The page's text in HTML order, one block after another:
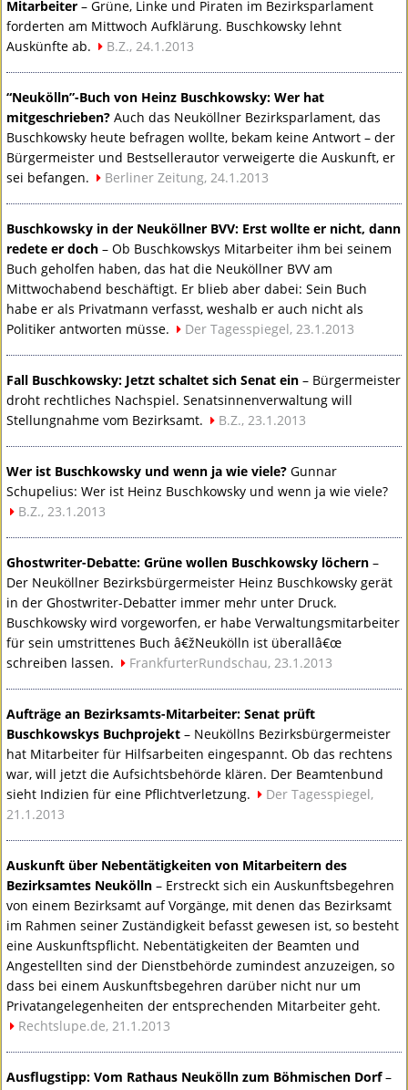
Mitarbeiter – Grüne, Linke und Piraten im Bezirksparlament
forderten am Mittwoch Aufklärung. Buschkowsky lehnt
Auskünfte ab.
B.Z., 24.1.2013
“Neukölln”-Buch von Heinz Buschkowsky: Wer hat
mitgeschrieben? Auch das Neuköllner Bezirksparlament, das
Buschkowsky heute befragen wollte, bekam keine Antwort – der
Bürgermeister und Bestsellerautor verweigerte die Auskunft, er
sei befangen.
Berliner Zeitung, 24.1.2013
Buschkowsky in der Neuköllner BVV: Erst wollte er nicht, dann
redete er doch – Ob Buschkowskys Mitarbeiter ihm bei seinem
Buch geholfen haben, das hat die Neuköllner BVVam
Mittwochabend beschäftigt. Er blieb aber dabei: Sein Buch
habe er als Privatmann verfasst, weshalb er auch nicht als
Politiker antworten müsse.
Der Tagesspiegel, 23.1.2013
Fall Buschkowsky: Jetzt schaltet sich Senat ein – Bürgermeister
droht rechtliches Nachspiel. Senatsinnenverwaltung will
Stellungnahme vom Bezirksamt.
B.Z., 23.1.2013
Wer ist Buschkowsky und wenn ja wie viele? Gunnar
Schupelius: Wer ist Heinz Buschkowsky und wenn ja wie viele?
B.Z., 23.1.2013
Ghostwriter-Debatte: Grüne wollen Buschkowsky löchern –
Der Neuköllner Bezirksbürgermeister Heinz Buschkowsky gerät
in der Ghostwriter-Debatter immer mehr unter Druck.
Buschkowsky wird vorgeworfen, er habe Verwaltungsmitarbeiter
für sein umstrittenes Buch â€žNeukölln ist überallâ€œ
schreiben lassen.
FrankfurterRundschau, 23.1.2013
Aufträge an Bezirksamts-Mitarbeiter: Senat prüft
Buschkowskys Buchprojekt – Neuköllns Bezirksbürgermeister
hat Mitarbeiter für Hilfsarbeiten eingespannt. Ob das rechtens
war, will jetzt die Aufsichtsbehörde klären. Der Beamtenbund
sieht Indizien für eine Pflichtverletzung.
Der Tagesspiegel,
21.1.2013
Auskunft über Nebentätigkeiten von Mitarbeitern des
Bezirksamtes Neukölln – Erstreckt sich ein Auskunftsbegehren
von einem Bezirksamt auf Vorgänge, mit denen das Bezirksamt
im Rahmen seiner Zuständigkeit befasst gewesen ist, so besteht
eine Auskunftspflicht. Nebentätigkeiten der Beamten und
Angestellten sind der Dienstbehörde zumindest anzuzeigen, so
dass bei einem Auskunftsbegehren darüber nicht nur um
Privatangelegenheiten der entsprechenden Mitarbeiter geht.
Rechtslupe.de, 21.1.2013
Ausflugstipp: Vom Rathaus Neukölln zum Böhmischen Dorf–